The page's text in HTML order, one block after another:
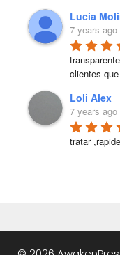
Lucia
7 years ago
clientes
Loli Alex
7 years ago
tratar